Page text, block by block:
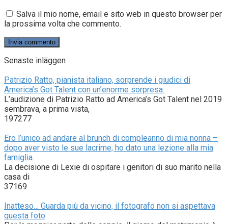
Salva il mio nome, email e sito web in questo browser per
la prossima volta che commento.
Senaste inläggen
Patrizio Ratto, pianista italiano, sorprende i giudici di
America’s Got Talent con un’enorme sorpresa.
L’audizione di Patrizio Ratto ad America’s Got Talent nel 2019
sembrava, a prima vista,
197277
Ero l’unico ad andare al brunch di compleanno di mia nonna –
dopo aver visto le sue lacrime, ho dato una lezione alla mia
famiglia.
La decisione di Lexie di ospitare i genitori di suo marito nella
casa di
37169
Inatteso… Guarda più da vicino, il fotografo non si aspettava
questa foto